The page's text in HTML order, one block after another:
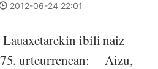
2012-06-24 22:01
ibili naiz
urteurrenean: —Aizu,